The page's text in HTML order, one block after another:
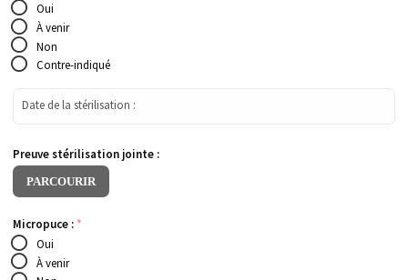
Oui
À venir
Non
Contre-indiqué
Date de la stérilisation :
Preuve stérilisation jointe :
PARCOURIR
Micropuce : *
Oui
À venir